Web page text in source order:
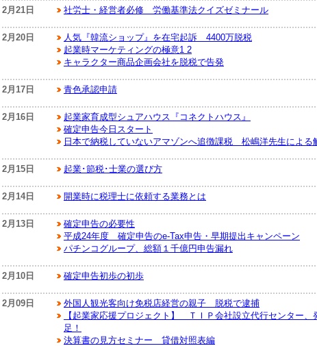
2月21日 社労士・経営者必修 労働基準法クイズゼミナール
2月20日
人気『韓流ショップ』を在宅起訴 4400万脱税
起業時マーケティングの極意1 2
キャラクター商品企画会社を脱税で告発
2月17日 青色承認申請
2月16日
起業家育成型シュアハウス『コネクトハウス』
確定申告今日スタート
日本で納税していないアマゾンへ追徴課税 松嶋洋先生による
2月15日 起業･節税･士業の選び方
2月14日 開業時に税理士に依頼する業務とは
2月13日
確定申告の必要性
平成24年度 確定申告のe-Tax申告・早期提出キャンペーン
パチンコグループ、総額１千億円申告漏れ
2月10日 確定申告初歩の初歩
2月09日
外国人観光客向け免税店経営の親子 脱税で逮捕
【起業家応援プロジェクト】 ＴＩＰ会社設立代行センター、
足！
決算書の見方セミナー 貸借対照表編